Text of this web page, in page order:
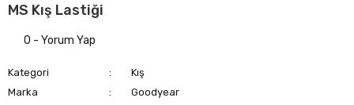
MS Kış Lastiği
0 - Yorum Yap
Kategori
Kış
Marka
Goodyear